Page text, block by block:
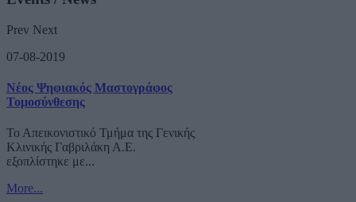
Prev Next
07-08-2019
Νέος Ψηφιακός Μαστογράφος
Τομοσύνθεσης
Το Απεικονιστικό Τμήμα της Γενικής
Κλινικής Γαβριλάκη Α.Ε.
εξοπλίστηκε με...
More...